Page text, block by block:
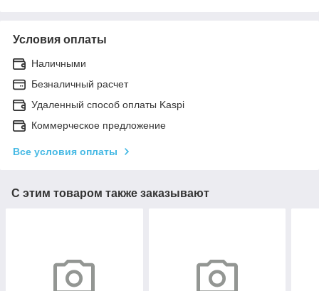
Условия оплаты
Наличными
Безналичный расчет
Удаленный способ оплаты Kaspi
Коммерческое предложение
Все условия оплаты
С этим товаром также заказывают